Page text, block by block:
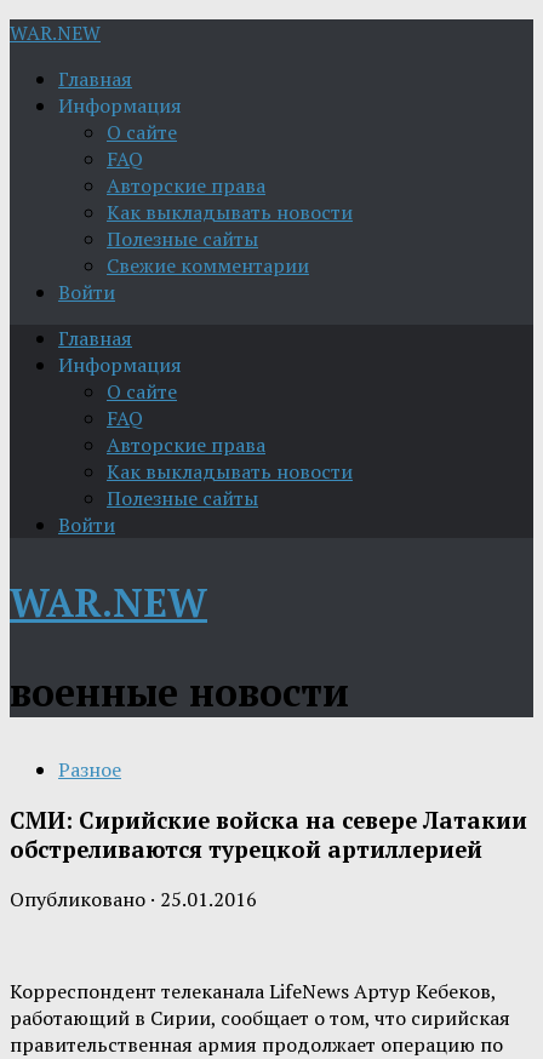
WAR.NEW
Главная
Информация
О сайте
FAQ
Авторские права
Как выкладывать новости
Полезные сайты
Свежие комментарии
Войти
Главная
Информация
О сайте
FAQ
Авторские права
Как выкладывать новости
Полезные сайты
Войти
WAR.NEW
военные новости
Разное
СМИ: Сирийские войска на севере Латакии
обстреливаются турецкой артиллерией
Опубликовано · 25.01.2016
Корреспондент телеканала LifeNews Артур Кебеков,
работающий в Сирии, сообщает о том, что сирийская
правительственная армия продолжает операцию по